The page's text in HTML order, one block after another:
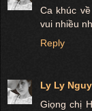
Ca khúc
vui nhiều
Reply
Ly Ly
Giọng chị